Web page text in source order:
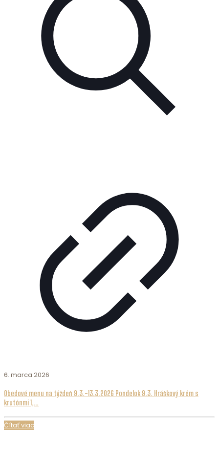
6. marca 2026
Obedové menu na týždeň 9.3.-13.3.2026 Pondelok 9.3. Hráškový krém s
krutónmi 1,…
Čítať viac